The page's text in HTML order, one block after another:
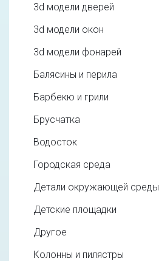
3d модели дверей
3d модели окон
3d модели фонарей
Балясины и перила
Барбекю и грили
Брусчатка
Водосток
Городская среда
Детали окружающей среды
Детские площадки
Другое
Колонны и пилястры